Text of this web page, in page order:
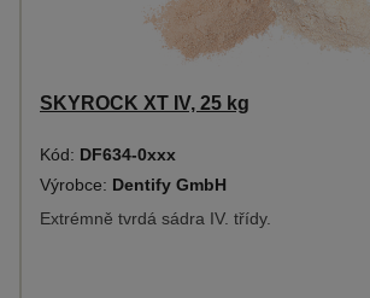
SKYROCK XT IV, 25 kg
Kód: DF634-0xxx
Výrobce: Dentify GmbH
Extrémně tvrdá sádra IV. třídy.